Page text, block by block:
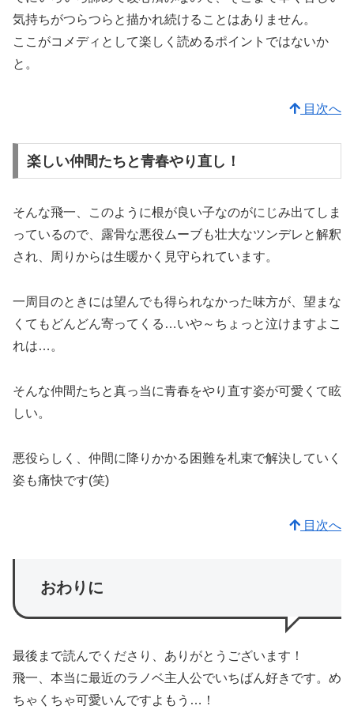
気持ちがつらつらと描かれ続けることはありません。
ここがコメディとして楽しく読めるポイントではないか
と。
目次へ
楽しい仲間たちと青春やり直し！
そんな飛一、このように根が良い子なのがにじみ出てしま
っているので、露骨な悪役ムーブも壮大なツンデレと解釈
され、周りからは生暖かく見守られています。
一周目のときには望んでも得られなかった味方が、望まな
くてもどんどん寄ってくる…いや～ちょっと泣けますよこ
れは…。
そんな仲間たちと真っ当に青春をやり直す姿が可愛くて眩
しい。
悪役らしく、仲間に降りかかる困難を札束で解決していく
姿も痛快です(笑)
目次へ
おわりに
最後まで読んでくださり、ありがとうございます！
飛一、本当に最近のラノベ主人公でいちばん好きです。め
ちゃくちゃ可愛いんですよもう…！